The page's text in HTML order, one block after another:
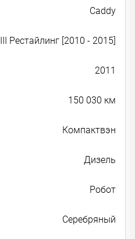
Caddy
III Рестайлинг [2010 - 2015]
2011
150 030 км
Компактвэн
Дизель
Робот
Серебряный